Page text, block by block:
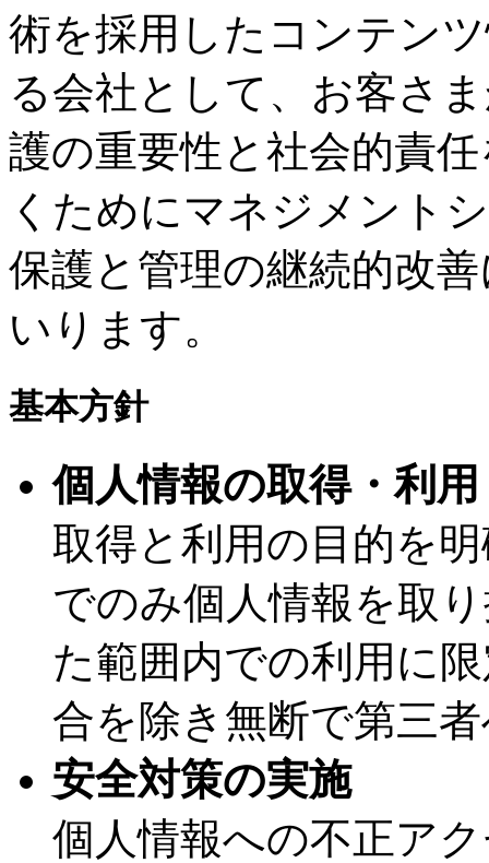
術を採用したコンテン
る会社として、お客さ
護の重要性と社会的責
くためにマネジメント
保護と管理の継続的改
いります。
基本方針
個人情報の取得・利
取得と利用の目的を
でのみ個人情報を取
た範囲内での利用に
合を除き無断で第三
安全対策の実施
個人情報への不正ア